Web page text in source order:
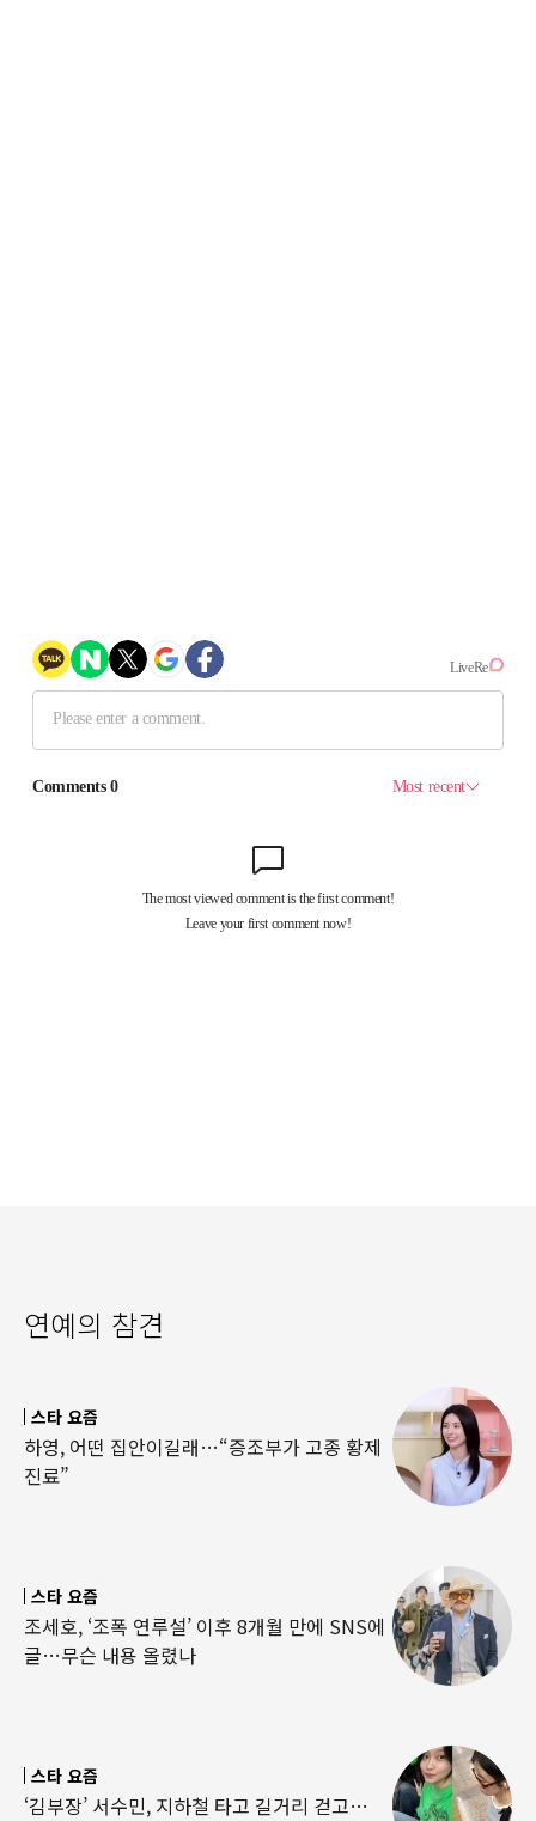
연예의 참견
스타 요즘
하영, 어떤 집안이길래…“증조부가 고종 황제
진료”
스타 요즘
조세호, ‘조폭 연루설’ 이후 8개월 만에 SNS에
글…무슨 내용 올렸나
스타 요즘
‘김부장’ 서수민, 지하철 타고 길거리 걷고…